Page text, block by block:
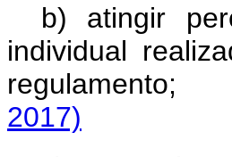
b) atingir
individual
2017)